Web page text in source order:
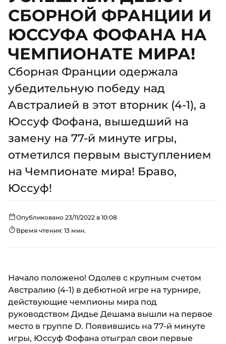
СБОРНОЙ ФРАНЦИИ И
ЮССУФА ФОФАНА НА
ЧЕМПИОНАТЕ МИРА!
Сборная Франции одержала
убедительную победу над
Австралией в этот вторник (4-1), а
Юссуф Фофана, вышедший на
замену на 77-й минуте игры,
отметился первым выступлением
на Чемпионате мира! Браво,
Юссуф!
Опубликовано 23/11/2022 в 10:08
Время чтения: 13 мин.
Начало положено! Одолев с крупным счетом
Австралию (4-1) в дебютной игре на турнире,
действующие чемпионы мира под
руководством Дидье Дешама вышли на первое
место в группе D. Появившись на 77-й минуте
игры, Юссуф Фофана отыграл свои первые